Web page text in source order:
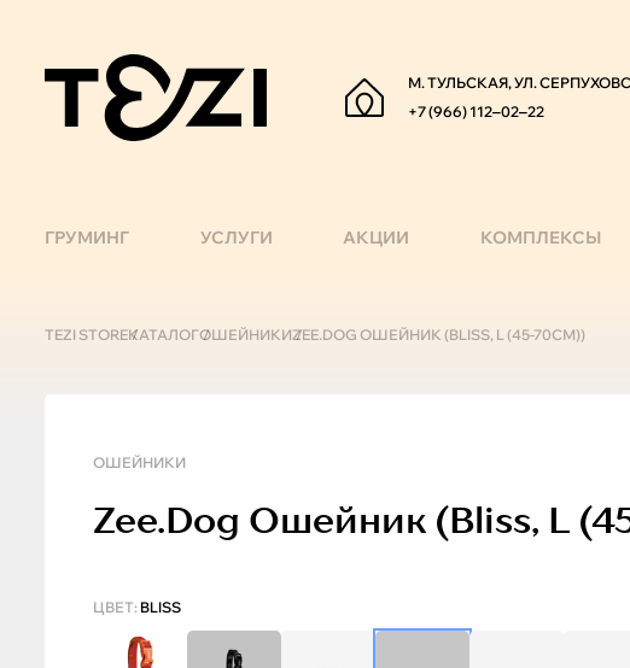
М. ТУЛЬСКАЯ, УЛ.
+7 (966) 112‒02‒22
ГРУМИНГ УСЛУГИ АКЦИИ КОМПЛЕКСЫ
TEZI STOREКАТАЛОГОШЕЙНИКИZEE.DOG ОШЕЙНИК (BLISS, L (45-70СМ))
ОШЕЙНИКИ
Zee.Dog Ошейник (bliss, L
ЦВЕТ: BLISS